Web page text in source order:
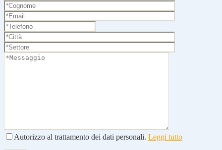
Autorizzo al trattamento dei dati personali. Leggi tutto